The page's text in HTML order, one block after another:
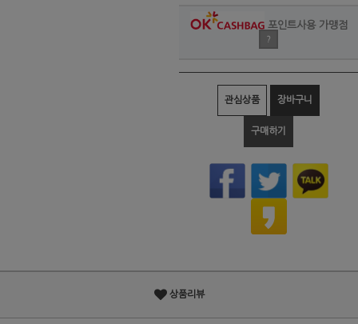
포인트사용 가맹점
?
관심상품 장바구니
구매하기
상품리뷰